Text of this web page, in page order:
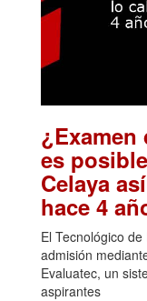
es
Celaya
hace 4
El Tecnológico
admisión
Evaluatec, un
aspirantes